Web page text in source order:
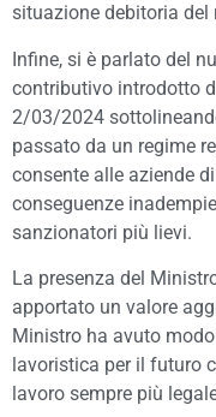
situazione debitoria del
Infine, si è parlato del
contributivo introdotto
2/03/2024
passato da un regime
consente alle aziende
conseguenze
sanzionatori più lievi.
La presenza del
apportato un valore
Ministro ha avuto
lavoristica per il futuro
lavoro sempre più